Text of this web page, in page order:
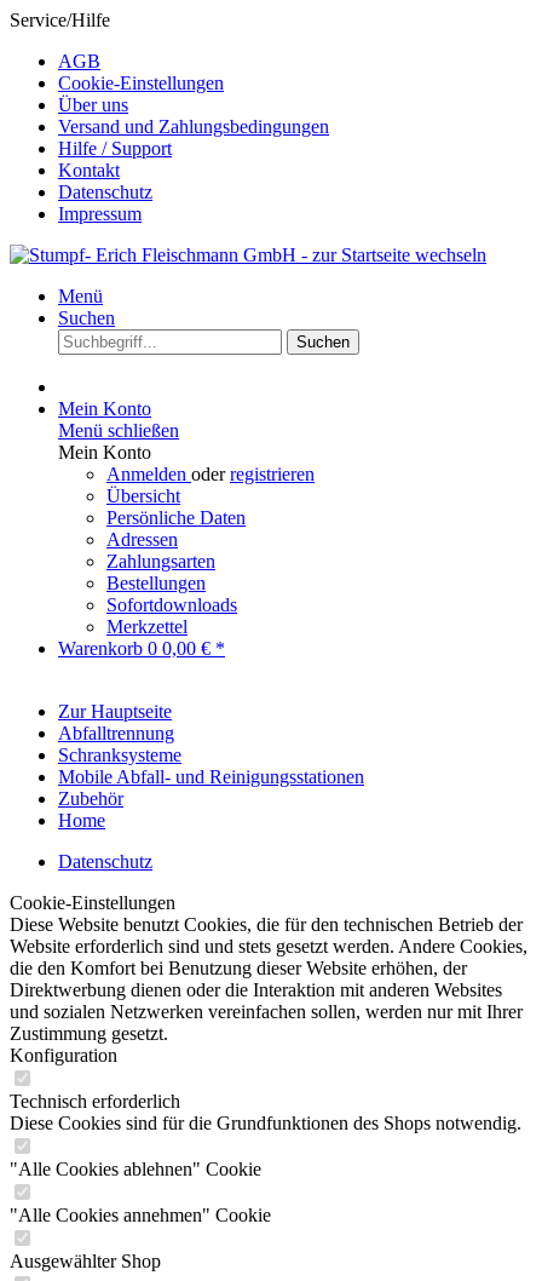
Service/Hilfe
AGB
Cookie-Einstellungen
Über uns
Versand und Zahlungsbedingungen
Hilfe / Support
Kontakt
Datenschutz
Impressum
Menü
Suchen
Suchen
Mein Konto
Menü schließen
Mein Konto
Anmelden oderregistrieren
Übersicht
Persönliche Daten
Adressen
Zahlungsarten
Bestellungen
Sofortdownloads
Merkzettel
Warenkorb 0 0,00 € *
Zur Hauptseite
Abfalltrennung
Schranksysteme
Mobile Abfall- und Reinigungsstationen
Zubehör
Home
Datenschutz
Cookie-Einstellungen
Diese Website benutzt Cookies, die für den technischen Betrieb der
Website erforderlich sind und stets gesetzt werden. Andere Cookies,
die den Komfort bei Benutzung dieser Website erhöhen, der
Direktwerbung dienen oder die Interaktion mit anderen Websites
und sozialen Netzwerken vereinfachen sollen, werden nur mit Ihrer
Zustimmung gesetzt.
Konfiguration
Technisch erforderlich
Diese Cookies sind für die Grundfunktionen des Shops notwendig.
"Alle Cookies ablehnen" Cookie
"Alle Cookies annehmen" Cookie
Ausgewählter Shop